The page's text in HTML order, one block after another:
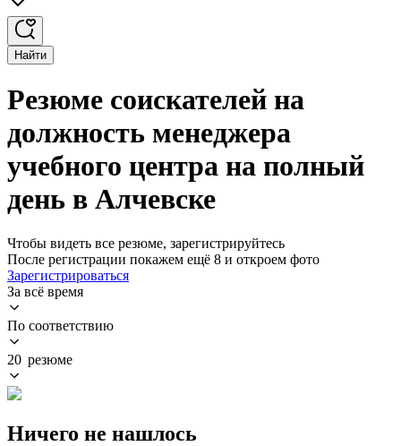
Найти
Резюме соискателей на
должность менеджера
учебного центра на полный
день в Алчевске
Чтобы видеть все резюме, зарегистрируйтесь
После регистрации покажем ещё 8 и откроем фото
Зарегистрироваться
За всё время
По соответствию
20 резюме
Ничего не нашлось